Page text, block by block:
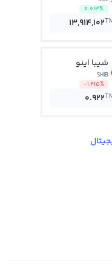
0.013%
13,914,102
شیبا اینو
SHIB
-1.215%
0.922